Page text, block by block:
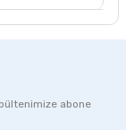
abone